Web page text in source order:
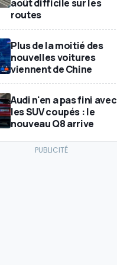
août difficile sur les
routes
Plus de la moitié des
nouvelles voitures
viennent de Chine
Audi n'en a pas fini avec
les SUV coupés : le
nouveau Q8 arrive